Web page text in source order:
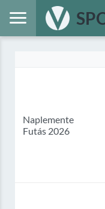
Naplemente
Futás 2026